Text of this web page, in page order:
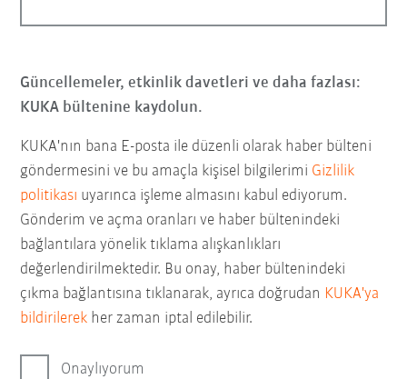
Güncellemeler, etkinlik davetleri ve daha fazlası:
KUKA bültenine kaydolun.
KUKA'nın bana E-posta ile düzenli olarak haber bülteni
göndermesini ve bu amaçla kişisel bilgilerimi Gizlilik
politikası uyarınca işleme almasını kabul ediyorum.
Gönderim ve açma oranları ve haber bültenindeki
bağlantılara yönelik tıklama alışkanlıkları
değerlendirilmektedir. Bu onay, haber bültenindeki
çıkma bağlantısına tıklanarak, ayrıca doğrudan KUKA'ya
bildirilerek her zaman iptal edilebilir.
Onaylıyorum